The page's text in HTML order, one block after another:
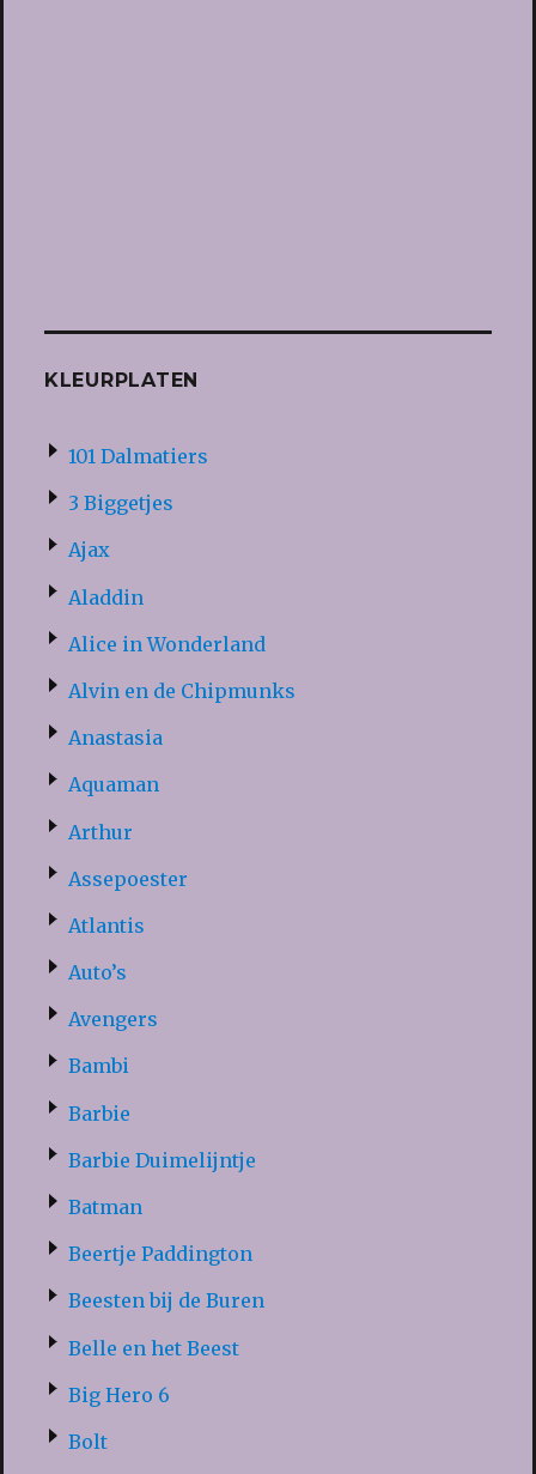
KLEURPLATEN
101 Dalmatiers
3 Biggetjes
Ajax
Aladdin
Alice in Wonderland
Alvin en de Chipmunks
Anastasia
Aquaman
Arthur
Assepoester
Atlantis
Auto’s
Avengers
Bambi
Barbie
Barbie Duimelijntje
Batman
Beertje Paddington
Beesten bij de Buren
Belle en het Beest
Big Hero 6
Bolt